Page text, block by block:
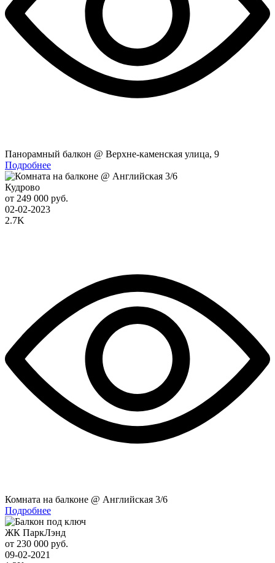
Панорамный балкон @ Верхне-каменская улица, 9
Подробнее
Кудрово
от 249 000 руб.
02-02-2023
2.7K
Комната на балконе @ Английская 3/6
Подробнее
ЖК ПаркЛэнд
от 230 000 руб.
09-02-2021